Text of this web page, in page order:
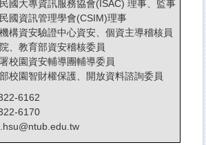
國大專資訊服務協會(ISAC) 理事、監事
國資訊管理學會(CSIM)理事
構資安驗證中心資安、個資主導稽核員
、教育部資安稽核委員
校園資安輔導團輔導委員
校園智財權保護、開放資料諮詢委員
6162
6170